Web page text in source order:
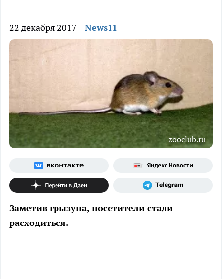
22 декабря 2017 News11
zooclub.ru
Заметив грызуна, посетители стали
расходиться.